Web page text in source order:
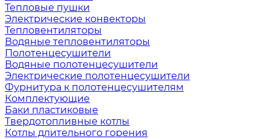
Тепловые пушки
Электрические конвекторы
Тепловентиляторы
Водяные тепловентиляторы
Полотенцесушители
Водяные полотенцесушители
Электрические полотенцесушители
Фурнитура к полотенцесушителям
Комплектующие
Баки пластиковые
Твердотопливные котлы
Котлы длительного горения